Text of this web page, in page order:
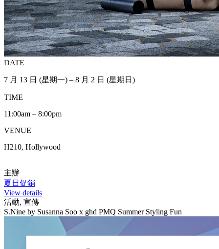
DATE
7 月 13 日 (星期一) – 8 月 2 日 (星期日)
TIME
11:00am – 8:00pm
VENUE
H210, Hollywood
主辦
夏日促銷
View details
活動, 宣傳
S.Nine by Susanna Soo x ghd PMQ Summer Styling Fun